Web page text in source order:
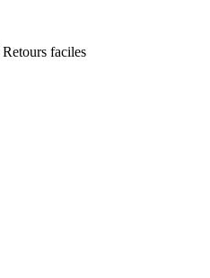
Retours faciles